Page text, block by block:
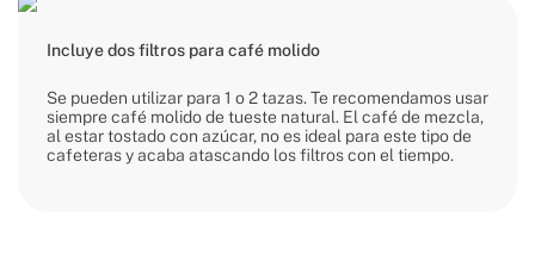
Incluye dos filtros para café molido
Se pueden utilizar para 1 o 2 tazas. Te recomendamos usar
siempre café molido de tueste natural. El café de mezcla,
al estar tostado con azúcar, no es ideal para este tipo de
cafeteras y acaba atascando los filtros con el tiempo.